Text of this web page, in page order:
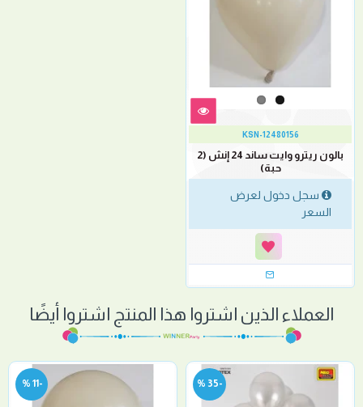
KSN-12480156
بالون ريترو وايت ساند 24 إنش (2
حبة)
سجل دخول لعرض
السعر
العملاء الذين اشتروا هذا المنتج اشتروا أيضًا
-35 %
-11 %